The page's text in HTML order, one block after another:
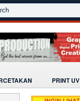
PRINT UV